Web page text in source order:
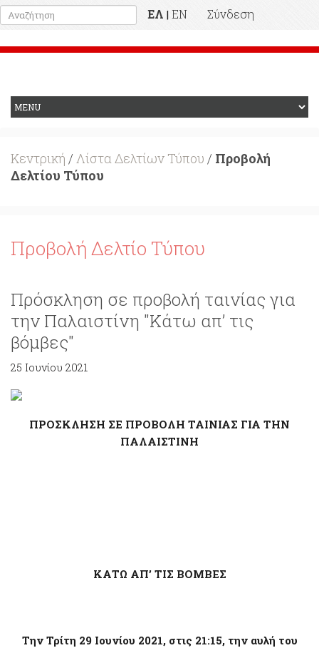
ΕΛ | EN
Σύνδεση
Κεντρική / Λίστα Δελτίων Τύπου / Προβολή
Δελτίου Τύπου
Προβολή Δελτίο Τύπου
Πρόσκληση σε προβολή ταινίας για
την Παλαιστίνη "Κάτω απ’ τις
βόμβες"
25 Ιουνίου 2021
ΠΡΟΣΚΛΗΣΗ ΣΕ ΠΡΟΒΟΛΗ ΤΑΙΝΙΑΣ ΓΙΑ ΤΗΝ
ΠΑΛΑΙΣΤΙΝΗ
ΚΑΤΩ ΑΠ’ ΤΙΣ ΒΟΜΒΕΣ
Την Τρίτη 29 Ιουνίου 2021, στις 21:15, την αυλή του